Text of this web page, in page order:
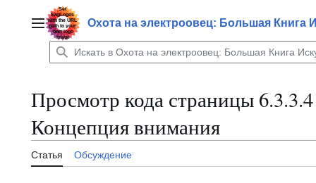
содержаниюГлавное менюОхота на электроовец: Большая Книга
Просмотр кода страницы
Концепция внимания
Статья Обсуждение